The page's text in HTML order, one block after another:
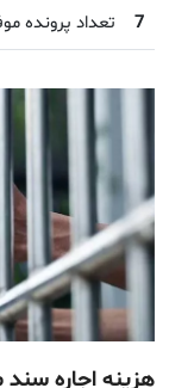
7 تعداد پرونده
هزینه اجاره